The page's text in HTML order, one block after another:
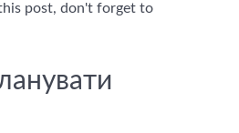
post, don't forget to